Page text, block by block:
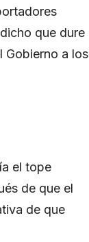
que dure
Gobierno a los
el tope
de que el
de que